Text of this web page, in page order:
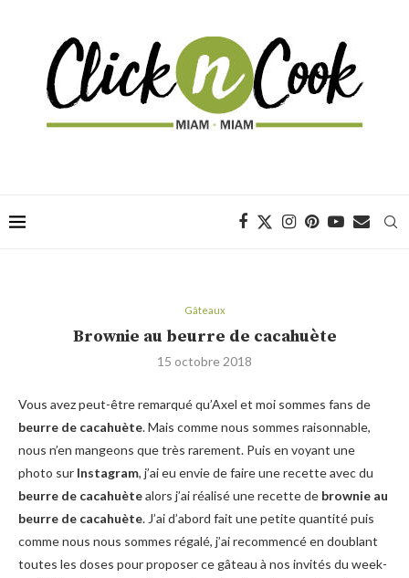
Gâteaux
Brownie au beurre de cacahuète
15 octobre 2018
Vous avez peut-être remarqué qu’Axel et moi sommes fans de
beurre de cacahuète. Mais comme nous sommes raisonnable,
nous n’en mangeons que très rarement. Puis en voyant une
photo sur Instagram, j’ai eu envie de faire une recette avec du
beurre de cacahuètealors j’ai réalisé une recette de brownie au
beurre de cacahuète. J’ai d’abord fait une petite quantité puis
comme nous nous sommes régalé, j’ai recommencé en doublant
toutes les doses pour proposer ce gâteau à nos invités du week-